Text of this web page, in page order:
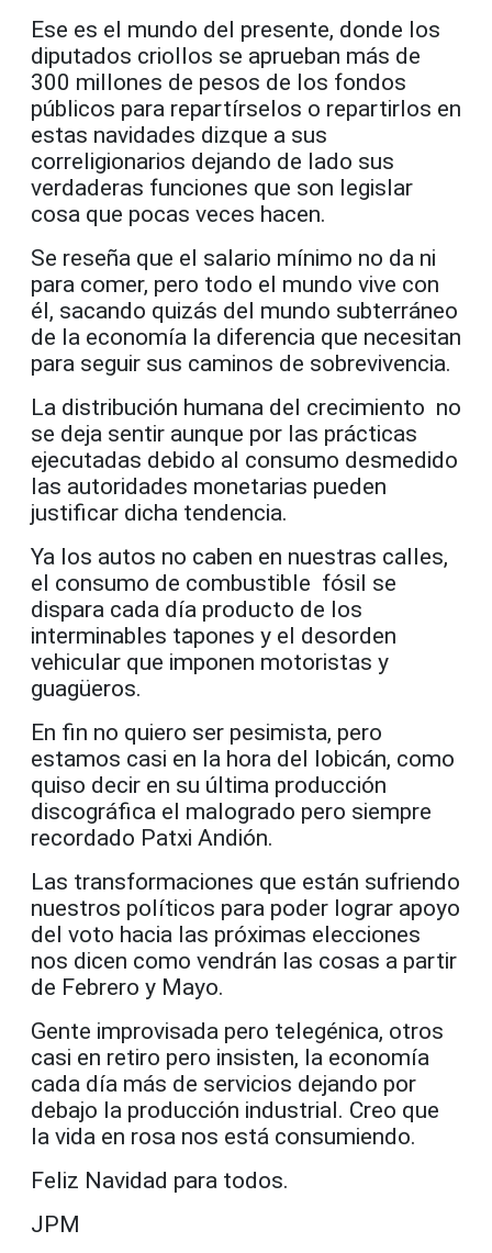
Ese es el mundo del presente, donde los
diputados criollos se aprueban más de
300 millones de pesos de los fondos
públicos para repartírselos o repartirlos en
estas navidades dizque a sus
correligionarios dejando de lado sus
verdaderas funciones que son legislar
cosa que pocas veces hacen.
Se reseña que el salario mínimo no da ni
para comer, pero todo el mundo vive con
él, sacando quizás del mundo subterráneo
de la economía la diferencia que necesitan
para seguir sus caminos de sobrevivencia.
La distribución humana del crecimiento no
se deja sentir aunque por las prácticas
ejecutadas debido al consumo desmedido
las autoridades monetarias pueden
justificar dicha tendencia.
Ya los autos no caben en nuestras calles,
el consumo de combustible fósil se
dispara cada día producto de los
interminables tapones y el desorden
vehicular que imponen motoristas y
guagüeros.
En fin no quiero ser pesimista, pero
estamos casi en la hora del lobicán, como
quiso decir en su última producción
discográfica el malogrado pero siempre
recordado Patxi Andión.
Las transformaciones que están sufriendo
nuestros políticos para poder lograr apoyo
del voto hacia las próximas elecciones
nos dicen como vendrán las cosas a partir
de Febrero y Mayo.
Gente improvisada pero telegénica, otros
casi en retiro pero insisten, la economía
cada día más de servicios dejando por
debajo la producción industrial. Creo que
la vida en rosa nos está consumiendo.
Feliz Navidad para todos.
JPM